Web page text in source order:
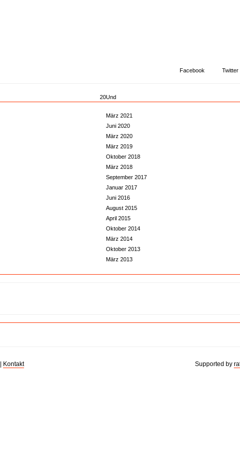
Twitter
Facebook
20Und
März 2021
Juni 2020
März 2020
März 2019
Oktober 2018
März 2018
September 2017
Januar 2017
Juni 2016
August 2015
April 2015
Oktober 2014
März 2014
Oktober 2013
März 2013
Kontakt Supported by